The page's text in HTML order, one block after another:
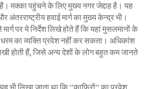
है। मक्का पहुंचने के लिए मुख्य नगर जेद्दाह है। यह
अंतरराष्ट्रीय हवाई मार्ग का मुख्य केन्द्र भी।
पर ये निर्देश लिखे होते हैं कि यहां मुसलमानों के
का व्यक्ति प्रवेश नहीं कर सकता। अधिकांश
होती हैं, जिसे अन्य देशों के लोग बहुत कम जानते